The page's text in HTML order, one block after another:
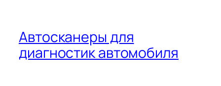
Автосканеры для
диагностик автомобиля